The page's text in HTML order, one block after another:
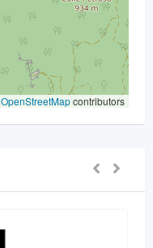
OpenStreetMapcontributors